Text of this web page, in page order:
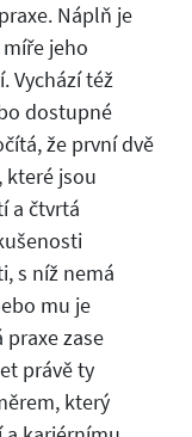
Náplň je
jeho
Vychází též
dostupné
že první dvě
které jsou
a čtvrtá
s níž nemá
mu je
praxe zase
právě ty
který